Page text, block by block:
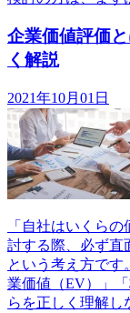
企業価値評価
く解説
2021年10月01日
「自社はいくら
討する際、必ず直
という考え方です
業価値（EV）」
らを正しく理解し